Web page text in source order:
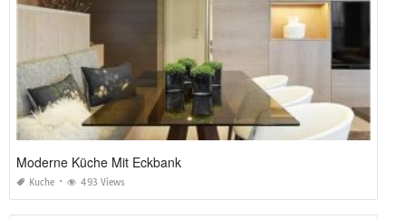
Moderne Küche Mit Eckbank
Kuche 493 Views